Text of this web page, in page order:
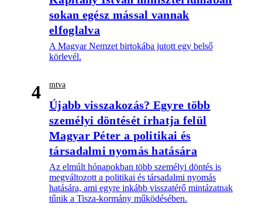
sokan egész mással vannak
elfoglalva
A Magyar Nemzet birtokába jutott egy belső
körlevél.
4 mtva
Újabb visszakozás? Egyre több
személyi döntését írhatja felül
Magyar Péter a politikai és
társadalmi nyomás hatására
Az elmúlt hónapokban több személyi döntés is
megváltozott a politikai és társadalmi nyomás
hatására, ami egyre inkább visszatérő mintázatnak
tűnik a Tisza-kormány működésében.